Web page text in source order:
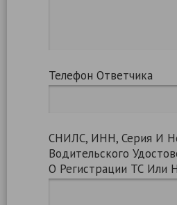
Телефон Ответчика
СНИЛС, ИНН, Серия И
Водительского
О Регистрации ТС Или